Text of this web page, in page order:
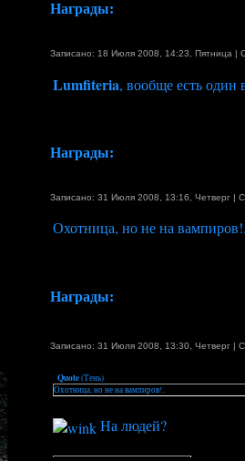
Награды:
Записано: 18 Июля 2008, 14:23, Пятница |
Lumfiteria, вообще есть один
Награды:
Записано: 31 Июля 2008, 13:16, Четверг |
Охотница, но не на
Награды:
Записано: 31 Июля 2008, 13:30, Четверг |
Quote(Тень)
Охотница, но не на вампиров!..
На людей?